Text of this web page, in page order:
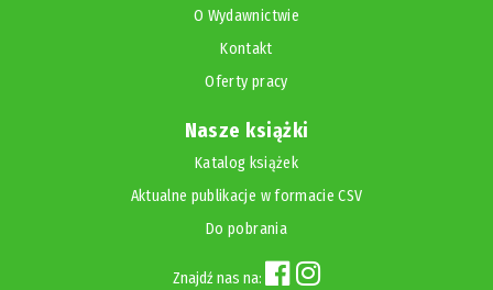
O Wydawnictwie
Kontakt
Oferty pracy
Nasze książki
Katalog książek
Aktualne publikacje w formacie CSV
Do pobrania
Znajdź nas na: